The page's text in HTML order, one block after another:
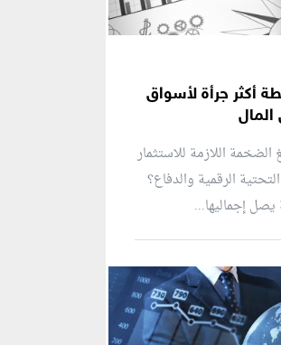
أكثر جرأة لأسواق
اللازمة للاستثمار
الرقمية والدفاع؟
إجماليها...